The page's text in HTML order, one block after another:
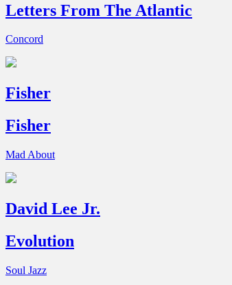
Letters From The Atlantic
Concord
Fisher
Fisher
Mad About
David Lee Jr.
Evolution
Soul Jazz